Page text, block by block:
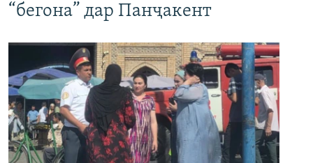
“бегона” дар Панҷакент